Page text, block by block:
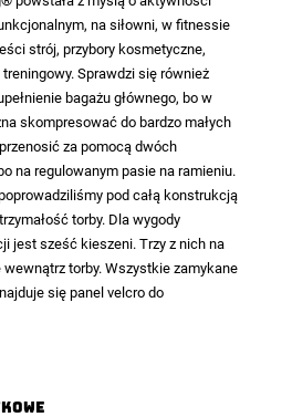
na siłowni, w fitnessie
strój, przybory kosmetyczne,
Sprawdzi się również
bagażu głównego, bo w
skompresować do bardzo małych
za pomocą dwóch
na regulowanym pasie na ramieniu.
pod całą konstrukcją
torby. Dla wygody
jest sześć kieszeni. Trzy z nich na
torby. Wszystkie zamykane
się panel velcro do